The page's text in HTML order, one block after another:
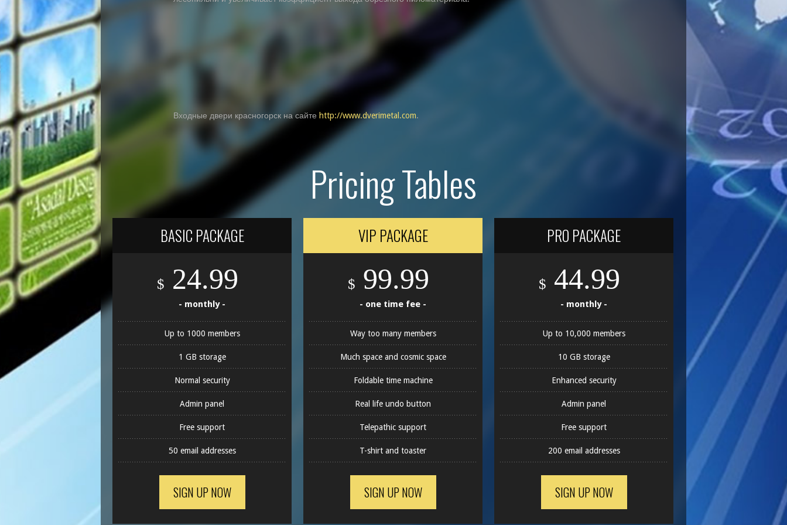
Входные двери красногорск на сайте http://www.dverimetal.com.
Pricing Tables
BASIC PACKAGE
$ 24.99
- monthly -
Up to 1000 members
1 GB storage
Normal security
Admin panel
Free support
50 email addresses
SIGN UP NOW
VIP PACKAGE
$ 99.99
- one time fee -
Way too many members
Much space and cosmic space
Foldable time machine
Real life undo button
Telepathic support
T-shirt and toaster
SIGN UP NOW
PRO PACKAGE
$ 44.99
- monthly -
Up to 10,000 members
10 GB storage
Enhanced security
Admin panel
Free support
200 email addresses
SIGN UP NOW